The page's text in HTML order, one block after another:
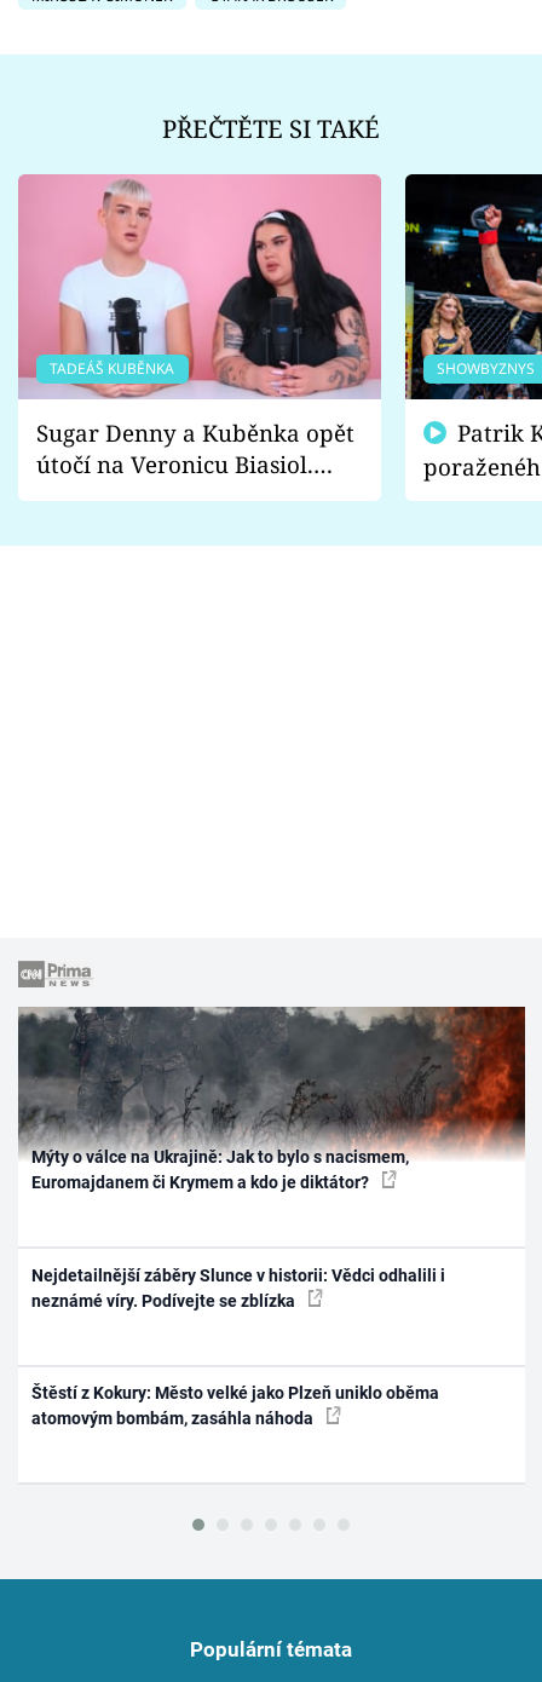
PŘEČTĚTE SI TAKÉ
TADEÁŠ KUBĚNKA
Sugar Denny a Kuběnka opět
útočí na Veronicu Biasiol.
Proč je podle nich falešná a
SHOWBYZNYS
fanoušci
Mýty o válce na Ukrajině: Jak to bylo s nacismem,
Euromajdanem či Krymem a kdo je diktátor?
Nejdetailnější záběry Slunce v historii: Vědci odhalili i
neznámé víry. Podívejte se zblízka
Štěstí z Kokury: Město velké jako Plzeň uniklo oběma
atomovým bombám, zasáhla náhoda
Populární témata